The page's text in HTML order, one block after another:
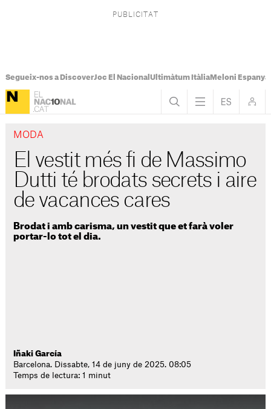
Segueix-nos a DiscoverJoc El Nacional Ultimàtum ItàliaMeloni Espanya
MODA
El vestit més fi de Massimo
Dutti té brodats secrets i aire
de vacances cares
Brodat i amb carisma, un vestit que et farà voler
portar-lo tot el dia.
Iñaki García
Barcelona. Dissabte, 14 de juny de 2025. 08:05
Temps de lectura: 1 minut